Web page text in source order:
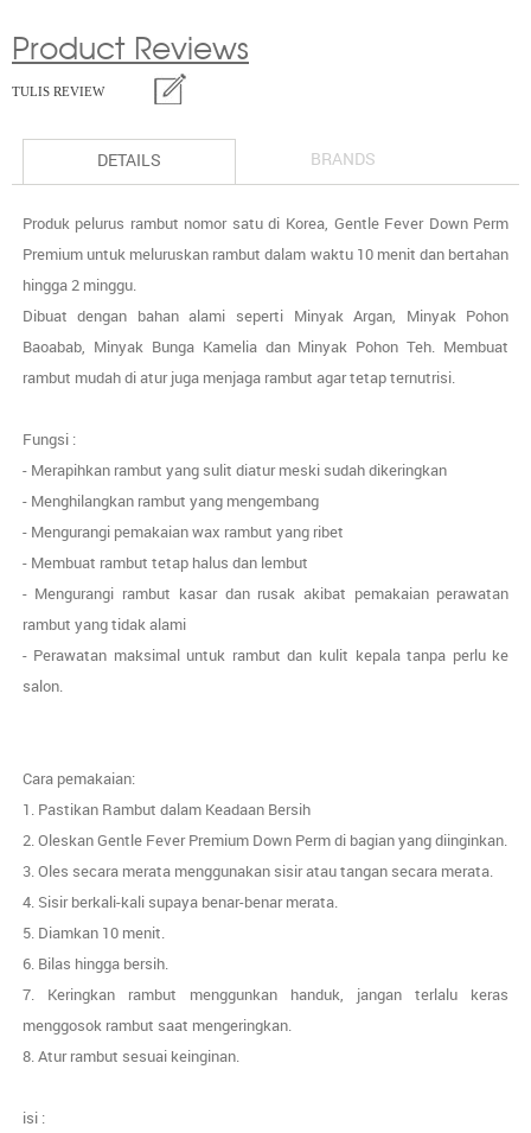
Product Reviews
TULIS REVIEW
DETAILS BRANDS
Produk pelurus rambut nomor satu di Korea, Gentle Fever Down Perm
Premium untuk meluruskan rambut dalam waktu 10 menit dan bertahan
hingga 2 minggu.
Dibuat dengan bahan alami seperti Minyak Argan, Minyak Pohon
Baoabab, Minyak Bunga Kamelia dan Minyak Pohon Teh. Membuat
rambut mudah di atur juga menjaga rambut agar tetap ternutrisi.
Fungsi :
- Merapihkan rambut yang sulit diatur meski sudah dikeringkan
- Menghilangkan rambut yang mengembang
- Mengurangi pemakaian wax rambut yang ribet
- Membuat rambut tetap halus dan lembut
- Mengurangi rambut kasar dan rusak akibat pemakaian perawatan
rambut yang tidak alami
- Perawatan maksimal untuk rambut dan kulit kepala tanpa perlu ke
salon.
Cara pemakaian:
1. Pastikan Rambut dalam Keadaan Bersih
2. Oleskan Gentle Fever Premium Down Perm di bagian yang diinginkan.
3. Oles secara merata menggunakan sisir atau tangan secara merata.
4. Sisir berkali-kali supaya benar-benar merata.
5. Diamkan 10 menit.
6. Bilas hingga bersih.
7. Keringkan rambut menggunkan handuk, jangan terlalu keras
menggosok rambut saat mengeringkan.
8. Atur rambut sesuai keinginan.
isi :